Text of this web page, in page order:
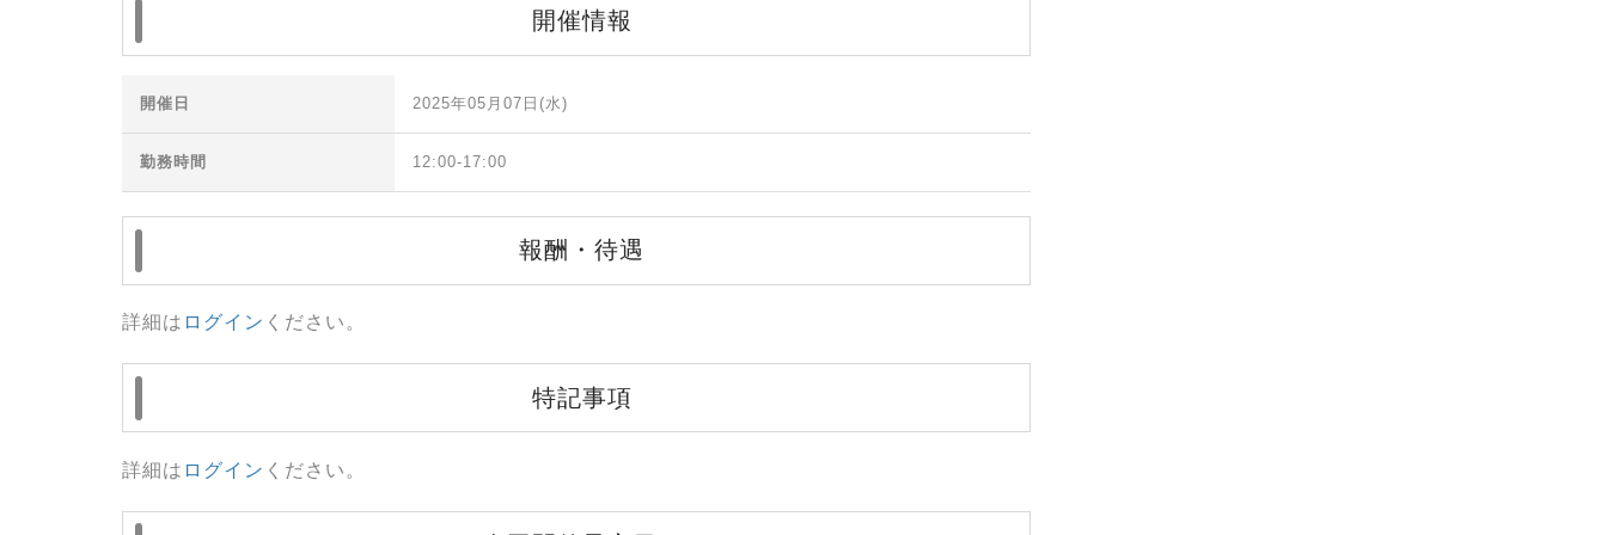
開催情報
開催日 2025年05月07日(水)
勤務時間 12:00-17:00
報酬・待遇
詳細は ログイン ください。
特記事項
詳細は ログイン ください。